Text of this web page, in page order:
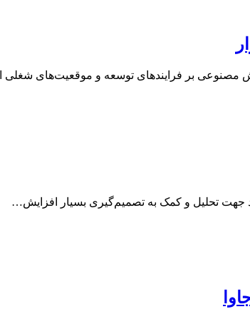
مصنوعی بر فرایندهای توسعه و موقعیت‌های
جهت تحلیل و کمک به تصمیم‌گیری بسیار افزایش…